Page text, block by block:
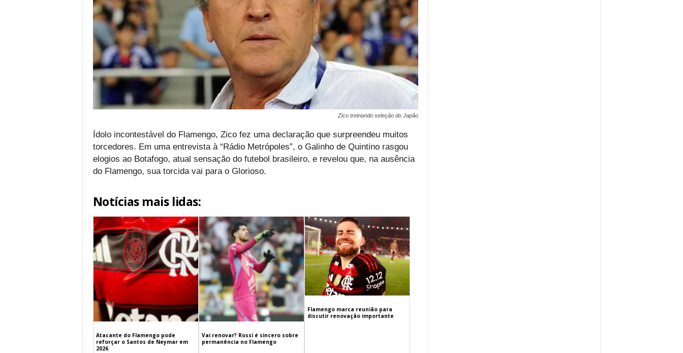
Zico treinando seleção do Japão
Ídolo incontestável do Flamengo, Zico fez uma declaração que surpreendeu muitos
torcedores. Em uma entrevista à “Rádio Metrópoles”, o Galinho de Quintino rasgou
elogios ao Botafogo, atual sensação do futebol brasileiro, e revelou que, na ausência
do Flamengo, sua torcida vai para o Glorioso.
Notícias mais lidas:
Atacante do Flamengo pode
reforçar o Santos de Neymar em
2026
Vai renovar? Rossi é sincero sobre
permanência no Flamengo
Flamengo marca reunião para
discutir renovação importante